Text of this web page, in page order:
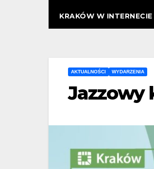
KRAKÓW W INTERNECIE
AKTUALNOŚCI WYDARZENIA
Jazzowy